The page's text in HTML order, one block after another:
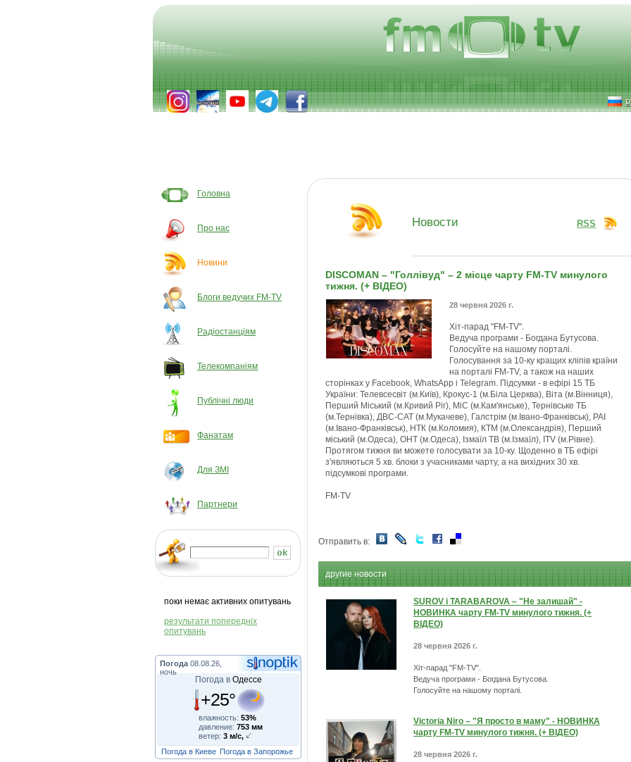
Головна
Про нас
Новини
Блоги ведучих FM-TV
Радіостанціям
Телекомпаніям
Публічні люди
Фанатам
Для ЗМІ
Партнери
поки немає активних опитувань
результати попередніх
опитувань
Погода 08.08.26,
ночь
Погода в Одессе
+25°
влажность: 53%
давление: 753 мм
ветер: 3 м/с,
Погода в Киеве Погода в Запорожье
Новости RSS
DISCOMAN – "Голлівуд" – 2 місце чарту FM-TV минулого
тижня. (+ ВІДЕО)
28 червня 2026 г.
Хіт-парад "FM-TV".
Ведуча програми - Богдана Бутусова.
Голосуйте на нашому порталі.
Голосування за 10-ку кращих кліпів країни
на порталі FM-TV, а також на наших
сторінках у Facebook, WhatsApp і Telegram. Підсумки - в ефірі 15 ТБ
України: Телевсесвіт (м.Київ), Крокус-1 (м.Біла Церква), Віта (м.Вінниця),
Перший Міський (м.Кривий Ріг), МіС (м.Кам'янське), Тернівське ТБ
(м.Тернівка), ДВС-САТ (м.Мукачеве), Галстрім (м.Івано-Франківськ), РАІ
(м.Івано-Франківськ), НТК (м.Коломия), КТМ (м.Олександрія), Перший
міський (м.Одеса), ОНТ (м.Одеса), Ізмаїл ТВ (м.Ізмаїл), ITV (м.Рівне).
Протягом тижня ви можете голосувати за 10-ку. Щоденно в ТБ ефірі
з'являються 5 хв. блоки з учасниками чарту, а на вихідних 30 хв.
підсумкові програми.
FM-TV
Отправить в:
другие новости
SUROV і TARABAROVA – "Не залишай" -
НОВИНКА чарту FM-TV минулого тижня. (+
ВІДЕО)
28 червня 2026 г.
Хіт-парад "FM-TV".
Ведуча програми - Богдана Бутусова.
Голосуйте на нашому порталі.
Victoria Niro – "Я просто в маму" - НОВИНКА
чарту FM-TV минулого тижня. (+ ВІДЕО)
28 червня 2026 г.